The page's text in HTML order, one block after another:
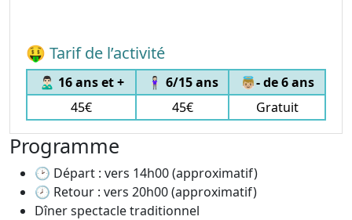
🤑 Tarif de l’activité
🙎🏻‍♂️ 16 ans et + 🧍🏻‍♀️ 6/15 ans
👼🏼- de 6 ans
45€
45€ Gratuit
Programme
🕑 Départ : vers 14h00 (approximatif)
🕗 Retour : vers 20h00 (approximatif)
Dîner spectacle traditionnel